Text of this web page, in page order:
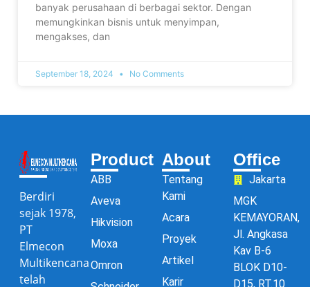
banyak perusahaan di berbagai sektor. Dengan
memungkinkan bisnis untuk menyimpan,
mengakses, dan
September 18, 2024 No Comments
Berdiri
sejak 1978,
PT
Elmecon
Multikencana
telah
Product
ABB
Aveva
Hikvision
Moxa
Omron
About
Tentang
Kami
Acara
Proyek
Artikel
Karir
Office
Jakarta
MGK
KEMAYORAN,
Jl. Angkasa
Kav B-6
BLOK D10-
D15, RT.10